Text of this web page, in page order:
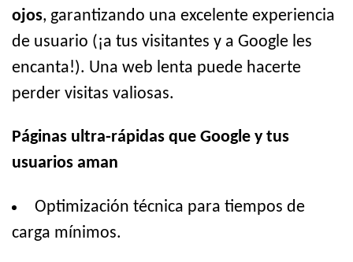
ojos, garantizando una excelente experiencia
de usuario (¡a tus visitantes y a Google les
encanta!). Una web lenta puede hacerte
perder visitas valiosas.
Páginas ultra-rápidas que Google y tus
usuarios aman
Optimización técnica para tiempos de
carga mínimos.